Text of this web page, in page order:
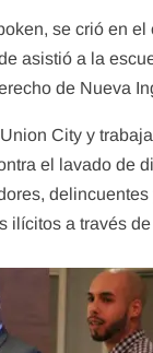
se crió en el
asistió a la
de Nueva
City y
el lavado de
delincuentes
ilícitos a través